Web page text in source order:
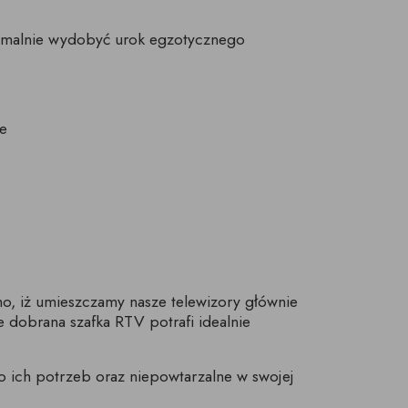
wydobyć urok egzotycznego
iż umieszczamy nasze telewizory głównie
szafka RTV potrafi idealnie
ich potrzeb oraz niepowtarzalne w swojej